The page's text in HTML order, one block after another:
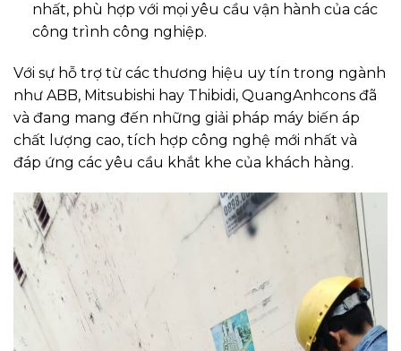
nhất, phù hợp với mọi yêu cầu vận hành của các
công trình công nghiệp.
Với sự hỗ trợ từ các thương hiệu uy tín trong ngành
như ABB, Mitsubishi hay Thibidi, QuangAnhcons đã
và đang mang đến những giải pháp máy biến áp
chất lượng cao, tích hợp công nghệ mới nhất và
đáp ứng các yêu cầu khắt khe của khách hàng.